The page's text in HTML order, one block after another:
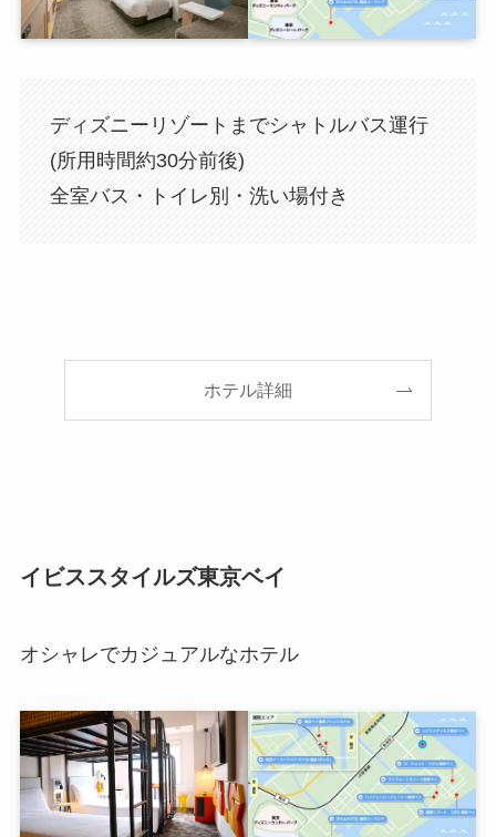
ディズニーリゾートまでシャトルバス運行
(所用時間約30分前後)
全室バス・トイレ別・洗い場付き
ホテル詳細
イビススタイルズ東京ベイ
オシャレでカジュアルなホテル